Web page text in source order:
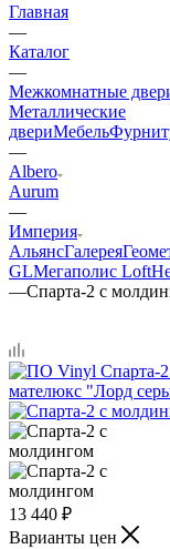
Главная
—
Каталог
—
Межкомнатные
Металлические
двериМебель
—
Albero
Aurum
—
Империя
АльянсГалерея
GLМегаполис Loft
—Спарта-2 с
13 440 ₽
Варианты цен